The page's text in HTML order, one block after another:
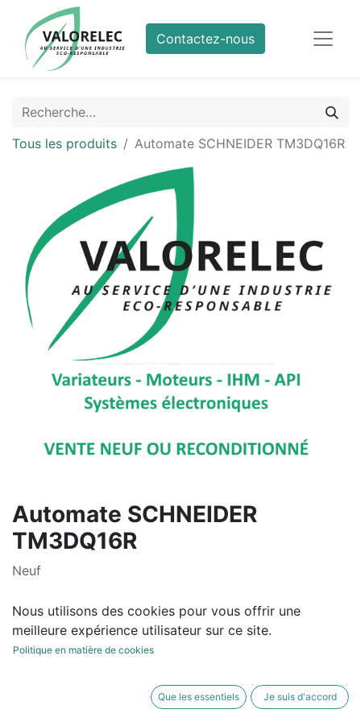
Contactez-nous
Tous les produits Automate SCHNEIDER TM3DQ16R
Automate SCHNEIDER
TM3DQ16R
Neuf
165,00€ hors TVA
ACHETER
MAINTENANT
Nous utilisons des cookies pour vous offrir une
meilleure expérience utilisateur sur ce site.
Politique en matière de cookies
Que les essentiels Je suis d'accord